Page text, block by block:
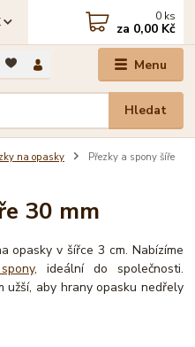
Menu
Hledat
0 ks
za 0,00 Kč
na opasky
Přezky a spony šíře
30 mm
opasky v šířce 3 cm. Nabízíme
, ideální do společnosti.
užší, aby hrany opasku nedřely